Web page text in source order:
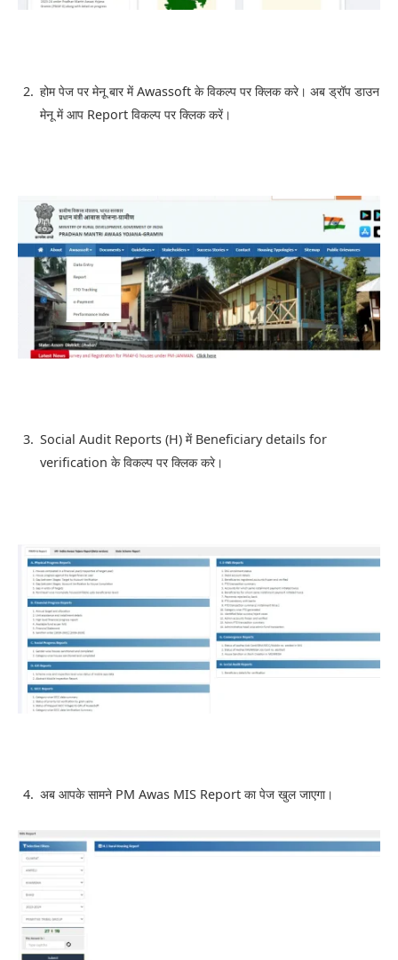
होम पेज पर मेनू बार में Awassoft के विकल्प पर क्लिक करे। अब ड्रॉप डाउन
मेनू में आप Report विकल्प पर क्लिक करें।
Social Audit Reports (H) में Beneficiary details for
verification के विकल्प पर क्लिक करे।
अब आपके सामने PM Awas MIS Report का पेज खुल जाएगा।